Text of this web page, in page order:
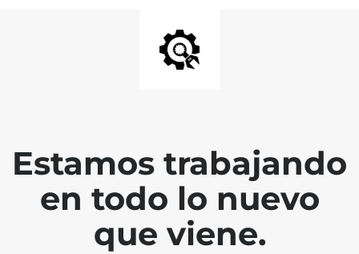
Estamos trabajando
en todo lo nuevo
que viene.